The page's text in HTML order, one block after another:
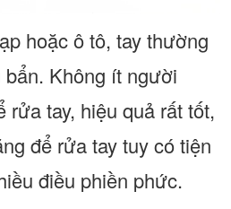
hoặc ô tô, tay thường
Không ít người
rửa tay, hiệu quả rất tốt,
để rửa tay tuy có tiện
điều phiền phức.